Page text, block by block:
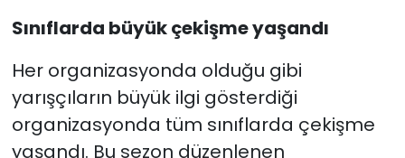
Sınıflarda büyük çekişme yaşandı
Her organizasyonda olduğu gibi
yarışçıların büyük ilgi gösterdiği
organizasyonda tüm sınıflarda çekişme
yaşandı. Bu sezon düzenlenen